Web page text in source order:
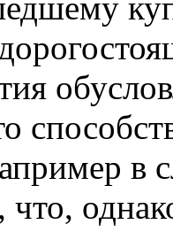
в
что,